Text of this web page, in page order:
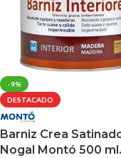
-9%
DESTACADO
Barniz Crea
Nogal Montó 500 ml.